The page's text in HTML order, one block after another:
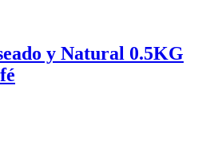
y Natural 0.5KG